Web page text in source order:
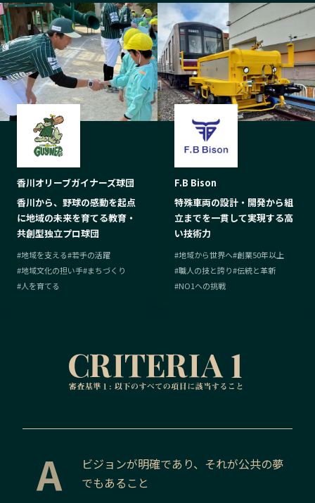
香川オリーブガイナーズ球団
香川から、野球の感動を起点
に地域の未来を育てる教育・
共創型独立プロ球団
#地域を支える#若手の活躍
#地域文化の担い手#まちづくり
#人を育てる
F.B Bison
特殊車両の設計・開発から組
立までを一貫して実現する高
い技術力
#地域から世界へ#創業50年以上
#職人の技と誇り#伝統と革新
#NO1への挑戦
A
ビジョンが明確であり、それが公共の夢
でもあること